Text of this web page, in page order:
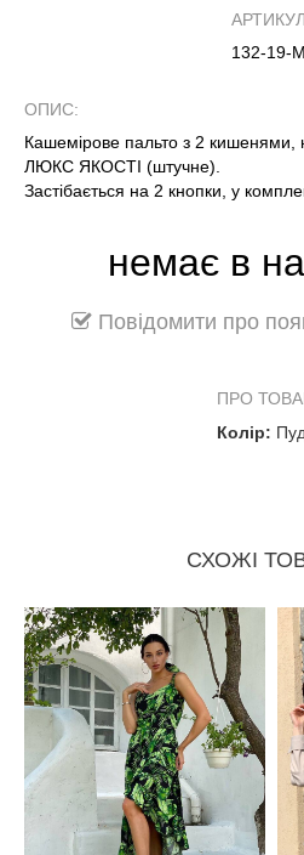
132-19-M
ОПИС:
Кашемірове пальто з 2 кишенями,
ЛЮКС ЯКОСТІ (штучне).
Застібається на 2 кнопки, у
немає в
Повідомити про
ПРО
Колір:
СХОЖІ